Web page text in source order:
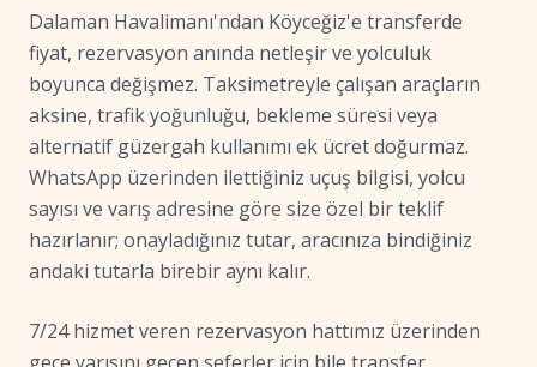
Dalaman Havalimanı'ndan Köyceğiz'e transferde
fiyat, rezervasyon anında netleşir ve yolculuk
boyunca değişmez. Taksimetreyle çalışan araçların
aksine, trafik yoğunluğu, bekleme süresi veya
alternatif güzergah kullanımı ek ücret doğurmaz.
WhatsApp üzerinden ilettiğiniz uçuş bilgisi, yolcu
sayısı ve varış adresine göre size özel bir teklif
hazırlanır; onayladığınız tutar, aracınıza bindiğiniz
andaki tutarla birebir aynı kalır.
7/24 hizmet veren rezervasyon hattımız üzerinden